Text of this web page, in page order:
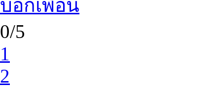
บอกเพื่อน
0/5
1
2